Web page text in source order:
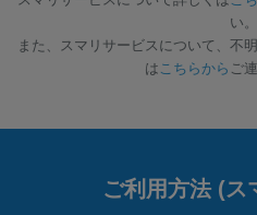
い。
また、スマリサービスについて、不
は こちらから ご
ご利用方法 (ス